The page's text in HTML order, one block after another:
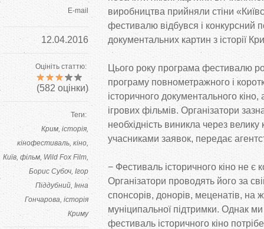
E-mail
12.04.2016
Оцініть статтю:
(582 оцінки)
Теги:
Крим історія
кінофестиваль кіно
Київ фільм Wild Fox Film
Борис Субоч Ігор
Піддубний Інна
Гончарова історія
Криму
виробництва прийняли стіни
фестивалю відбувся і конкурсний
документальних картин з історії
Цього року програма фестивалю
програму повнометражного і
історичного документального кіно,
ігрових фільмів. Організатори
необхідність виникла через велику
учасниками заявок, передає
− Фестиваль історичного кіно не є
Організатори проводять його за
спонсорів, донорів, меценатів, на
муніципальної підтримки. Однак
фестиваль історичного кіно